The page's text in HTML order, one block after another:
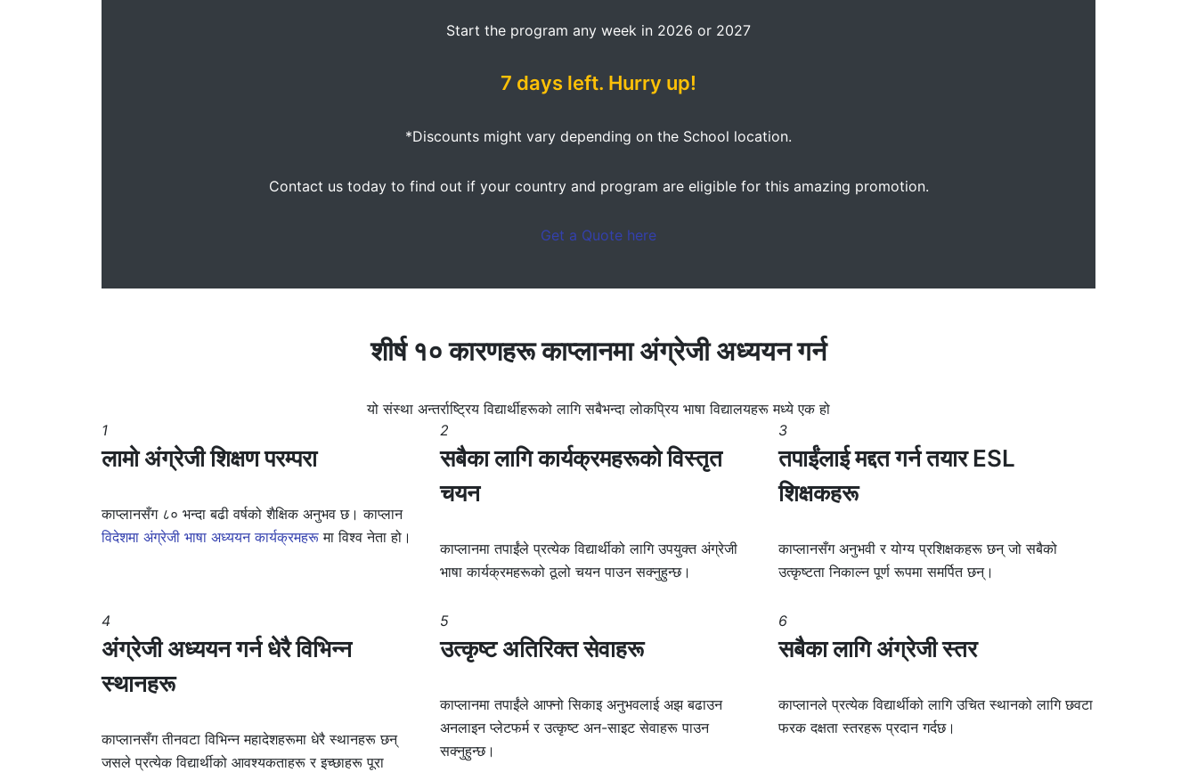
Start the program any week in 2026 or 2027
7 days left. Hurry up!
*Discounts might vary depending on the School location.
Contact us today to find out if your country and program are eligible for this amazing promotion.
Get a Quote here
शीर्ष १० कारणहरूकाप्लानमा अंग्रेजी अध्ययन गर्न
यो संस्था अन्तर्राष्ट्रिय विद्यार्थीहरूको लागि सबैभन्दा लोकप्रिय भाषा विद्यालयहरू मध्ये एक हो
1
लामो अंग्रेजी शिक्षण परम्परा
काप्लानसँग ८० भन्दा बढी वर्षको शैक्षिक अनुभव छ। काप्लान
विदेशमा अंग्रेजी भाषा अध्ययन कार्यक्रमहरू मा विश्व नेता हो।
2
सबैका लागि कार्यक्रमहरूको विस्तृत
चयन
काप्लानमा तपाईंले प्रत्येक विद्यार्थीको लागि उपयुक्त अंग्रेजी
भाषा कार्यक्रमहरूको ठूलो चयन पाउन सक्नुहुन्छ।
3
तपाईंलाई मद्दत गर्न तयार ESL
शिक्षकहरू
काप्लानसँग अनुभवी र योग्य प्रशिक्षकहरू छन् जो सबैको
उत्कृष्टता निकाल्न पूर्ण रूपमा समर्पित छन्।
4
अंग्रेजी अध्ययन गर्न धेरै विभिन्न
स्थानहरू
काप्लानसँग तीनवटा विभिन्न महादेशहरूमा धेरै स्थानहरू छन्
जसले प्रत्येक विद्यार्थीको आवश्यकताहरू र इच्छाहरू पूरा
5
उत्कृष्ट अतिरिक्त सेवाहरू
काप्लानमा तपाईंले आफ्नो सिकाइ अनुभवलाई अझ बढाउन
अनलाइन प्लेटफर्म र उत्कृष्ट अन-साइट सेवाहरू पाउन
सक्नुहुन्छ।
6
सबैका लागि अंग्रेजी स्तर
काप्लानले प्रत्येक विद्यार्थीको लागि उचित स्थानको लागि छवटा
फरक दक्षता स्तरहरू प्रदान गर्दछ।